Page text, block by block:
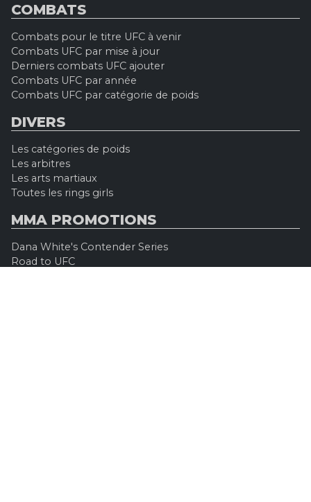
COMBATS
Combats pour le titre UFC à venir
Combats UFC par mise à jour
Derniers combats UFC ajouter
Combats UFC par année
Combats UFC par catégorie de poids
DIVERS
Les catégories de poids
Les arbitres
Les arts martiaux
Toutes les rings girls
MMA PROMOTIONS
Dana White's Contender Series
Road to UFC